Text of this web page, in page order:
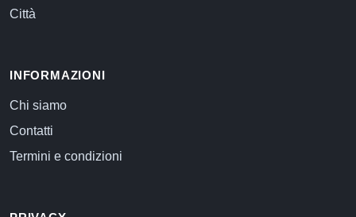
Città
INFORMAZIONI
Chi siamo
Contatti
Termini e condizioni